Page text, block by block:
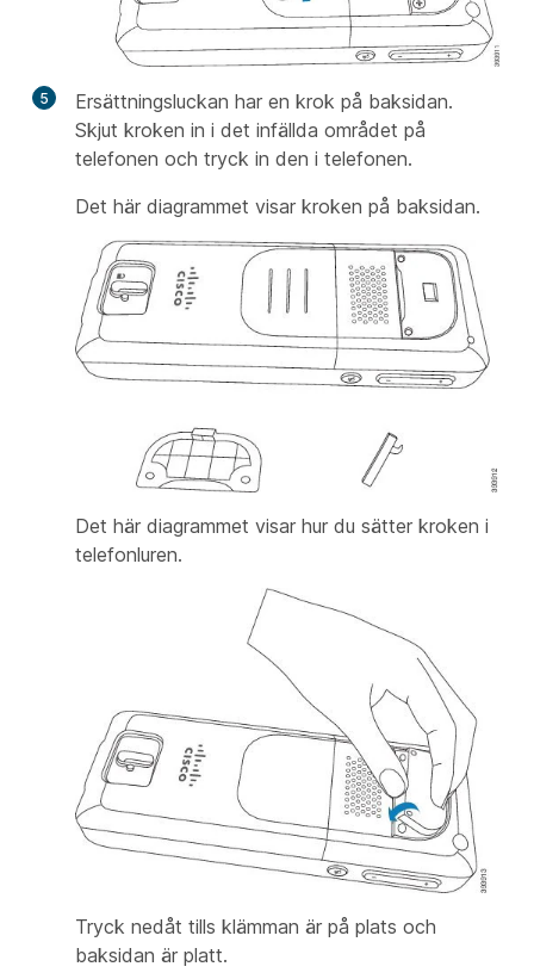
5
Ersättningsluckan har en krok på baksidan.
Skjut kroken in i det infällda området på
telefonen och tryck in den i telefonen.
Det här diagrammet visar kroken på baksidan.
Det här diagrammet visar hur du sätter kroken i
telefonluren.
Tryck nedåt tills klämman är på plats och
baksidan är platt.